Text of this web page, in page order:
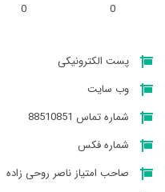
0
0
پست الکترونیکی
وب سایت
شماره تماس 88510851
شماره فکس
صاحب امتیاز ناصر روحی زاده